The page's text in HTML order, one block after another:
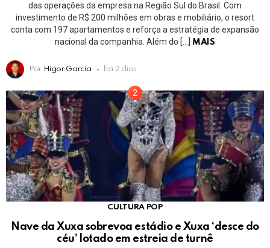
das operações da empresa na Região Sul do Brasil. Com
investimento de R$ 200 milhões em obras e mobiliário, o resort
conta com 197 apartamentos e reforça a estratégia de expansão
nacional da companhia. Além do […]
MAIS
Por Higor Garcia há 2 dias
CULTURA POP
Nave da Xuxa sobrevoa estádio e Xuxa ‘desce do
céu’ lotado em estreia de turnê